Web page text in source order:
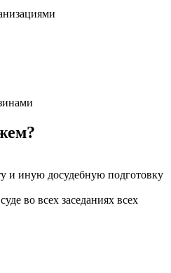
и иную досудебную подготовку
во всех заседаниях всех